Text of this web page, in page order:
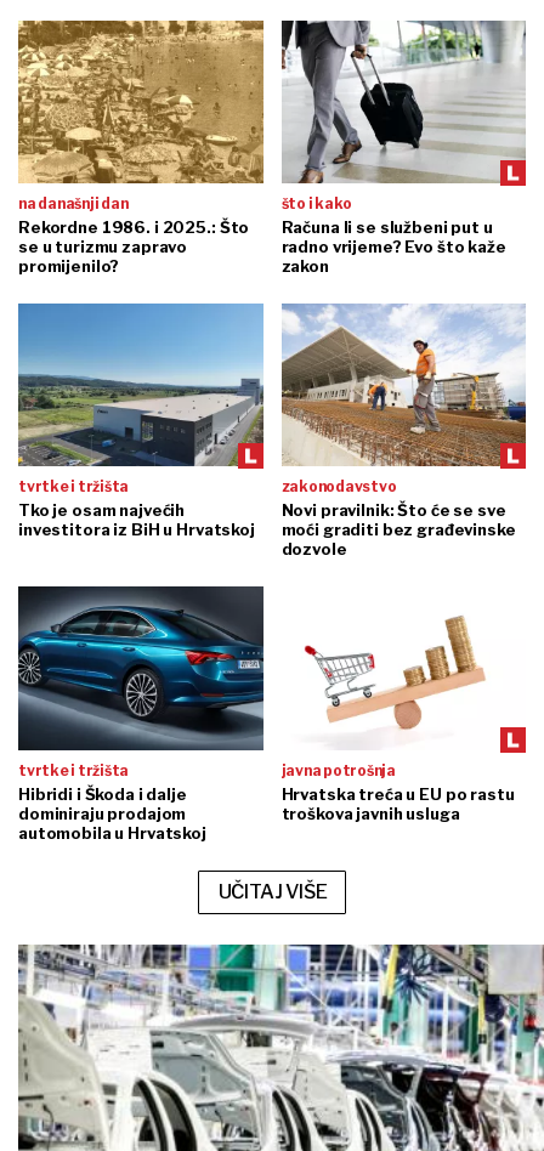
na današnji dan
Rekordne 1986. i 2025.: Što
se u turizmu zapravo
promijenilo?
što i kako
Računa li se službeni put u
radno vrijeme? Evo što kaže
zakon
tvrtke i tržišta
Tko je osam najvećih
investitora iz BiH u Hrvatskoj
zakonodavstvo
Novi pravilnik: Što će se sve
moći graditi bez građevinske
dozvole
tvrtke i tržišta
Hibridi i Škoda i dalje
dominiraju prodajom
automobila u Hrvatskoj
javna potrošnja
Hrvatska treća u EU po rastu
troškova javnih usluga
UČITAJ VIŠE